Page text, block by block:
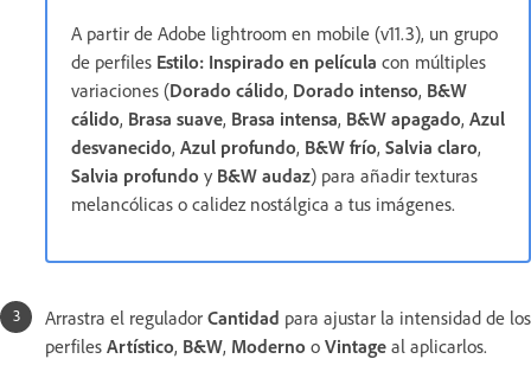
A partir de Adobe lightroom en mobile (v11.3), un grupo
de perfiles Estilo: Inspirado en película con múltiples
variaciones (Dorado cálido, Dorado intenso, B&W
cálido, Brasa suave, Brasa intensa, B&W apagado, Azul
desvanecido, Azul profundo, B&W frío, Salvia claro,
Salvia profundo y B&W audaz) para añadir texturas
melancólicas o calidez nostálgica a tus imágenes.
Arrastra el regulador Cantidad para ajustar la intensidad de los
perfiles Artístico, B&W, Moderno o Vintage al aplicarlos.